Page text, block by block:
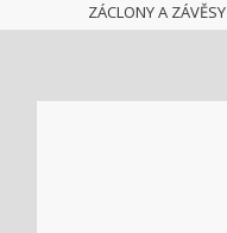
ZÁCLONY A ZÁVĚSY